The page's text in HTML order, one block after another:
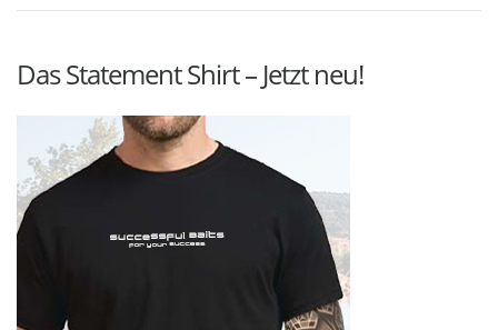
Das Statement Shirt – Jetzt neu!